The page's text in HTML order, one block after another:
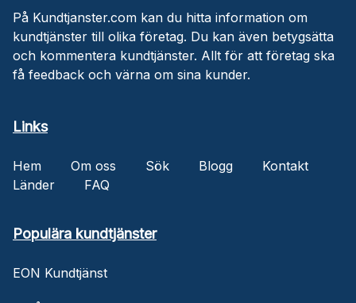
På Kundtjanster.com kan du hitta information om
kundtjänster till olika företag. Du kan även betygsätta
och kommentera kundtjänster. Allt för att företag ska
få feedback och värna om sina kunder.
Links
Hem Om oss Sök Blogg
Kontakt
Länder
FAQ
Populära kundtjänster
EON Kundtjänst